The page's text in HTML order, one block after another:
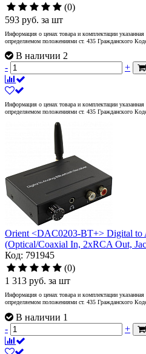
(0)
593 руб. за шт
Информация о ценах товара и комплектации указанная
определяемом положениями ст. 435 Гражданского
В наличии 2
-
+
Информация о ценах товара и комплектации
определяемом положениями ст. 435 Гражданского
Orient <DAC0203-BT+> Digital to
(Optical/Coaxial In, 2xRCA Out,
Код: 791945
(0)
1 313 руб. за шт
Информация о ценах товара и комплектации указанная
определяемом положениями ст. 435 Гражданского
В наличии 1
-
+